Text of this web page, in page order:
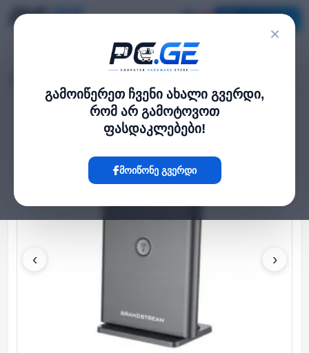
×
გამოიწერეთ ჩვენი ახალი გვერდი,
რომ არ გამოტოვოთ
ფასდაკლებები!
მოიწონე გვერდი
‹ ›